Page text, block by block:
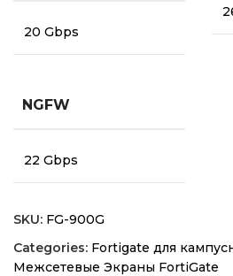
20 Gbps
NGFW
22 Gbps
SKU: FG-900G
Categories: Fortigate для
Межсетевые Экраны FortiGate